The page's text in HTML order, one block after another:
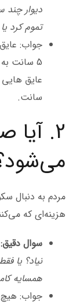
تموم کرد یا حتما
جواب:
5 سانت
سانت.
مردم به دنبال
هزینه‌ای که
سوال دقیق:
نیاد؟ یا
همسایه
جواب: هیچ